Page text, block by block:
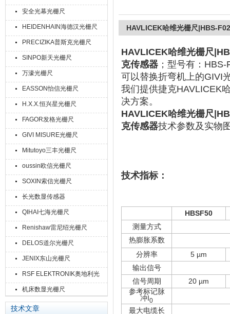
安全光幕光栅尺
HEIDENHAIN海德汉光栅尺
PRECIZIKA普斯克光栅尺
SINPO新天光栅尺
万濠光栅尺
EASSON怡信光栅尺
H.X.X.恒兴星光栅尺
FAGOR发格光栅尺
GIVI MISURE光栅尺
Mitutoyo三丰光栅尺
oussin欧信光栅尺
SOXIN索信光栅尺
长光数显传感器
QIHAI七海光栅尺
Renishaw雷尼绍光栅尺
DELOS道尔光栅尺
JENIX东山光栅尺
RSF ELEKTRONIK奥地利光
栅尺
机床数显光栅尺
技术文章
HAVLICEK哈维光栅尺|HBS-
HAVLICEK哈维光栅尺
克传感器 ；型号有：
可以替换折弯机上的GIVI
我们提供捷克HAVLICEK
决方案。
HAVLICEK哈维光栅尺
克传感器技术参数及实物
技术指标：
HBSF50
测量方式
热膨胀系数
分辨率
5 µm
输出信号
信号周期
20 µm
参考标记脉
冲I0
最大电缆长